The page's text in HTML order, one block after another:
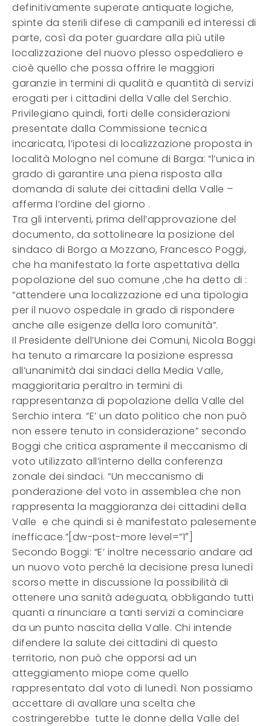
definitivamente superate antiquate logiche,
spinte da sterili difese di campanili ed interessi di
parte, così da poter guardare alla più utile
localizzazione del nuovo plesso ospedaliero e
cioè quello che possa offrire le maggiori
garanzie in termini di qualità e quantità di servizi
erogati per i cittadini della Valle del Serchio.
Privilegiano quindi, forti delle considerazioni
presentate dalla Commissione tecnica
incaricata, l’ipotesi di localizzazione proposta in
località Mologno nel comune di Barga: “l’unica in
grado di garantire una piena risposta alla
domanda di salute dei cittadini della Valle –
afferma l’ordine del giorno .
Tra gli interventi, prima dell’approvazione del
documento, da sottolineare la posizione del
sindaco di Borgo a Mozzano, Francesco Poggi,
che ha manifestato la forte aspettativa della
popolazione del suo comune ,che ha detto di :
“attendere una localizzazione ed una tipologia
per il nuovo ospedale in grado di rispondere
anche alle esigenze della loro comunità”.
Il Presidente dell’Unione dei Comuni, Nicola Boggi
ha tenuto a rimarcare la posizione espressa
all’unanimità dai sindaci della Media Valle,
maggioritaria peraltro in termini di
rappresentanza di popolazione della Valle del
Serchio intera. “E’ un dato politico che non può
non essere tenuto in considerazione” secondo
Boggi che critica aspramente il meccanismo di
voto utilizzato all’interno della conferenza
zonale dei sindaci. “Un meccanismo di
ponderazione del voto in assemblea che non
rappresenta la maggioranza dei cittadini della
Valle e che quindi si è manifestato palesemente
inefficace.”[dw-post-more level=”1″]
Secondo Boggi: “E’ inoltre necessario andare ad
un nuovo voto perché la decisione presa lunedì
scorso mette in discussione la possibilità di
ottenere una sanità adeguata, obbligando tutti
quanti a rinunciare a tanti servizi a cominciare
da un punto nascita della Valle. Chi intende
difendere la salute dei cittadini di questo
territorio, non può che opporsi ad un
atteggiamento miope come quello
rappresentato dal voto di lunedì. Non possiamo
accettare di avallare una scelta che
costringerebbe tutte le donne della Valle del